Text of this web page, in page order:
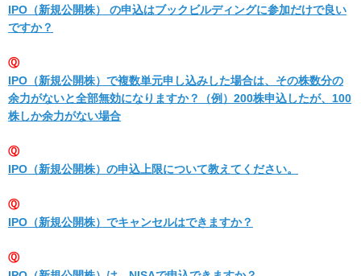
IPO（新規公開株） の申込はブックビルディングに参加だけで良い
ですか？
Ⓠ
IPO（新規公開株）で複数単元申し込みした場合は、その株数分の
余力がないと全部無効になりますか？（例）200株申込したが、100
株しか余力がない場合
Ⓠ
IPO（新規公開株）の申込上限について教えてください。
Ⓠ
IPO（新規公開株）でキャンセルはできますか？
Ⓠ